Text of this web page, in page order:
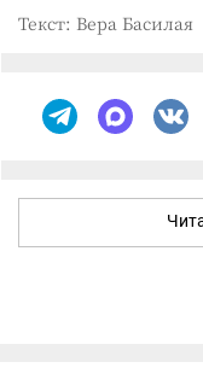
Текст: Вера Басилая